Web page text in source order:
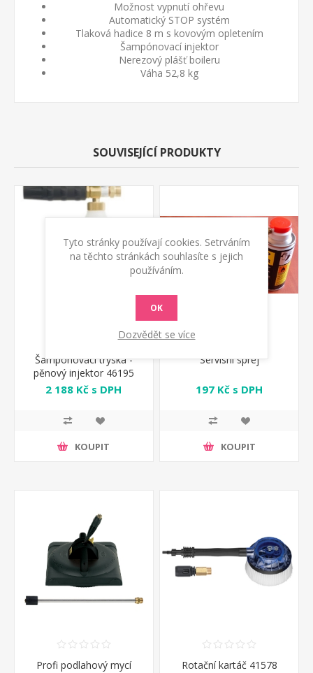
Možnost vypnutí ohřevu
Automatický STOP systém
Tlaková hadice 8 m s kovovým opletením
Šampónovací injektor
Nerezový plášť boileru
Váha 52,8 kg
SOUVISEJÍCÍ PRODUKTY
Šampónovací tryska -
pěnový injektor 46195
Annovi Reverberi
2 188 Kč s DPH
KOUPIT
Servisní sprej
197 Kč s DPH
KOUPIT
Profi podlahový mycí
Rotační kartáč 41578
Tyto stránky používají cookies. Setrváním
na těchto stránkách souhlasíte s jejich
používáním.
OK
Dozvědět se více